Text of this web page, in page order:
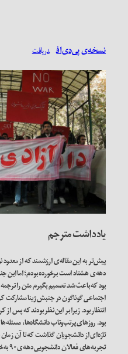
نسخه‌ی پی‌دی‌اف دریافت
یادداشت مترجم
پیش‌تر به این مقاله‌ی ارزشمند که از
دهه‌ی هشتاد است برخورده بودم؛ اما
بود که باعث شد تصمیم بگیرم متن را
اجتماعی گوناگون در جنبش ژینا مشارکت
انتظار بود. زیرا بر این نظر بودند که پس از
بود. روزهای پرتب‌وتاب دانشگاه‌‌ها،
تازه‌ای از دانشجویان گذاشت که تا آن زمان
تجربه‌های فعالان دانشجویی دهه‌ی ۹۰ به‌خوبی به این دانشجویان منتقل نشود.